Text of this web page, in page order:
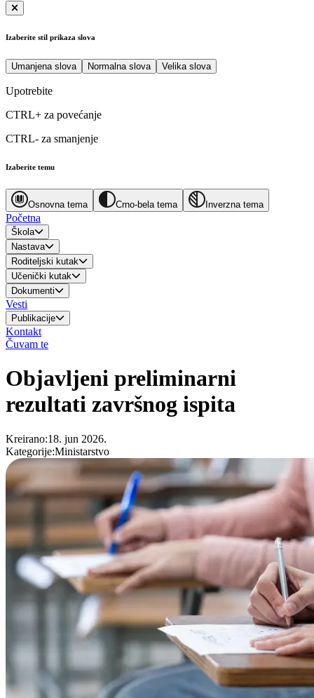
Izaberite stil prikaza slova
Umanjena slova Normalna slova Velika slova
Upotrebite
CTRL+ za povećanje
CTRL- za smanjenje
Izaberite temu
Osnovna tema Crno-bela tema Inverzna tema
Početna
Škola
Nastava
Roditeljski kutak
Učenički kutak
Dokumenti
Vesti
Publikacije
Kontakt
Čuvam te
Objavljeni preliminarni
rezultati završnog ispita
Kreirano:18. jun 2026.
Kategorije:Ministarstvo